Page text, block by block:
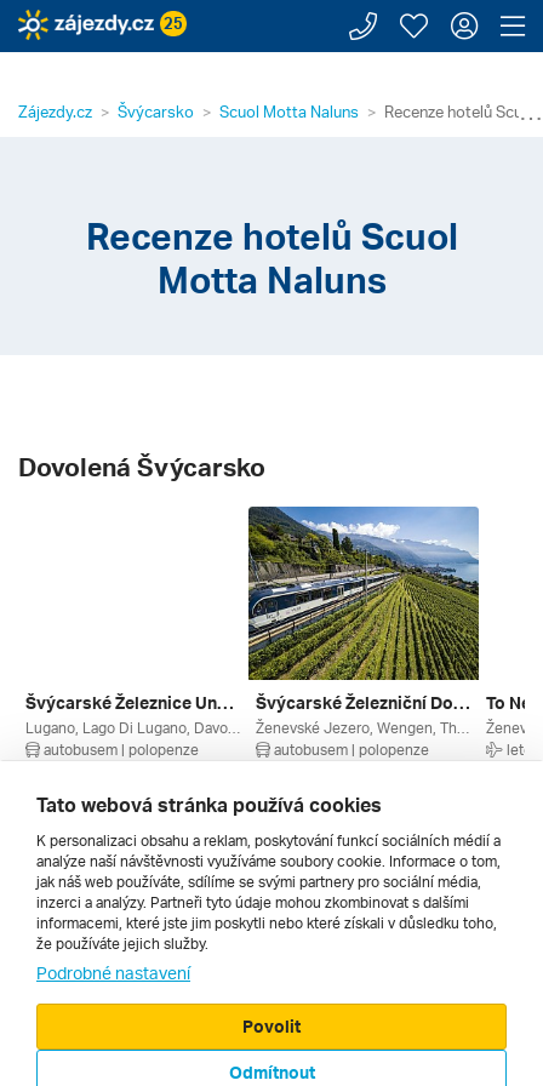
25 Zavolejte
Moje
⋯
Zájezdy.cz Švýcarsko Scuol Motta Naluns Recenze hotelů
Recenze hotelů Scuol
Motta Naluns
Dovolená Švýcarsko
Švýcarské Železnice Unesco A Zubačka Na Monte Generoso ***
autobusem | polopenze
9 990 Kč
Švýcarské Železniční Dobrodružství 2 ***
autobusem | polopenze
14 490 Kč
Všechny
Cestopisy
Tato webová stránka používá cookies
K personalizaci obsahu a reklam, poskytování funkcí sociálních médií a
analýze naší návštěvnosti využíváme soubory cookie. Informace o tom,
jak náš web používáte, sdílíme se svými partnery pro sociální média,
inzerci a analýzy. Partneři tyto údaje mohou zkombinovat s dalšími
informacemi, které jste jim poskytli nebo které získali v důsledku toho,
že používáte jejich služby.
Podrobné nastavení
Odmítnout
Povolit